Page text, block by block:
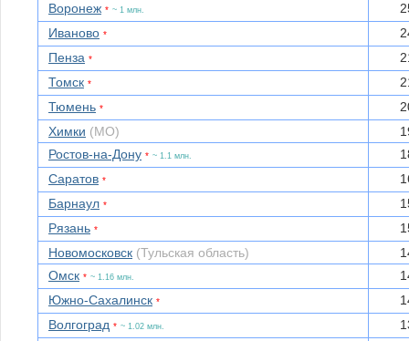
Воронеж * ~ 1 млн.
Иваново *
Пенза *
Томск *
Тюмень *
Химки (МО)
Ростов-на-Дону * ~ 1.1 млн.
Саратов *
Барнаул *
Рязань *
Новомосковск (Тульская область)
Омск * ~ 1.16 млн.
Южно-Сахалинск *
Волгоград * ~ 1.02 млн.